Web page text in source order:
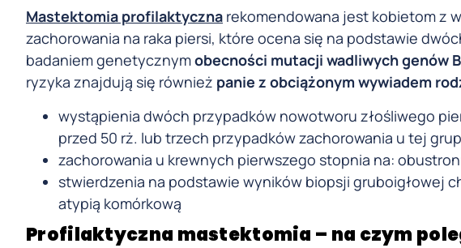
Mastektomia profilaktyczna rekomendowana jest kobietom z
zachorowania na raka piersi, które ocena się na podstawie
badaniem genetycznymobecności mutacji wadliwych genów
ryzyka znajdują się również panie z obciążonym wywiadem
wystąpienia dwóch przypadków nowotworu złośliwego
przed 50 rż. lub trzech przypadków zachorowania u tej
zachorowania u krewnych pierwszego stopnia na:
stwierdzenia na podstawie wyników biopsji gruboigłowej
atypią komórkową
Profilaktyczna mastektomia – na czym